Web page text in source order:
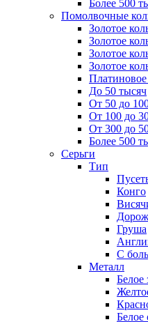
Более 500
Помолвочные
Золотое
Золотое
Золотое
Золотое
До 50 тысяч
От 50 до
От 100 до
От 300 до
Более 500
Серьги
Тип
Конго
Груша
С
Металл
Белое
Белое